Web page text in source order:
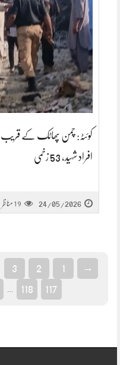
افراد شہید، 53 زخمی
24/05/2026
19 مناظر
→
1
2
3
117
118